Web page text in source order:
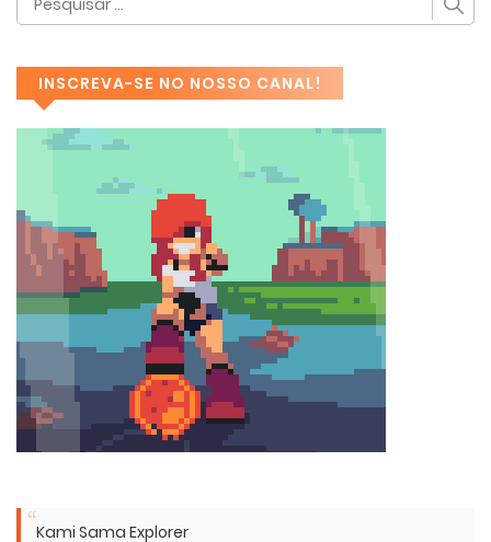
INSCREVA-SE NO NOSSO CANAL!
Kami Sama Explorer